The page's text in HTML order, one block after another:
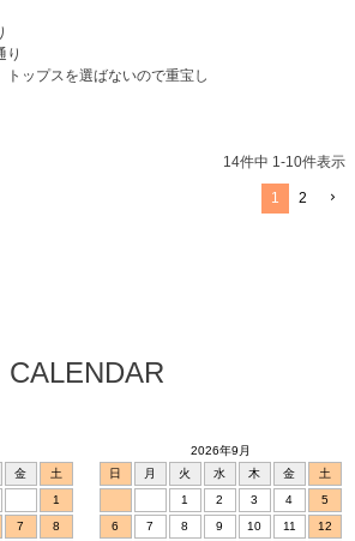
り
トップスを選ばないので重宝し
14件中 1-10件表示
1 2
CALENDAR
金
土
1
7
8
2026年9月
日
月 火 水 木 金
土
1
2 3 4
5
6
7 8 9 10 11
12